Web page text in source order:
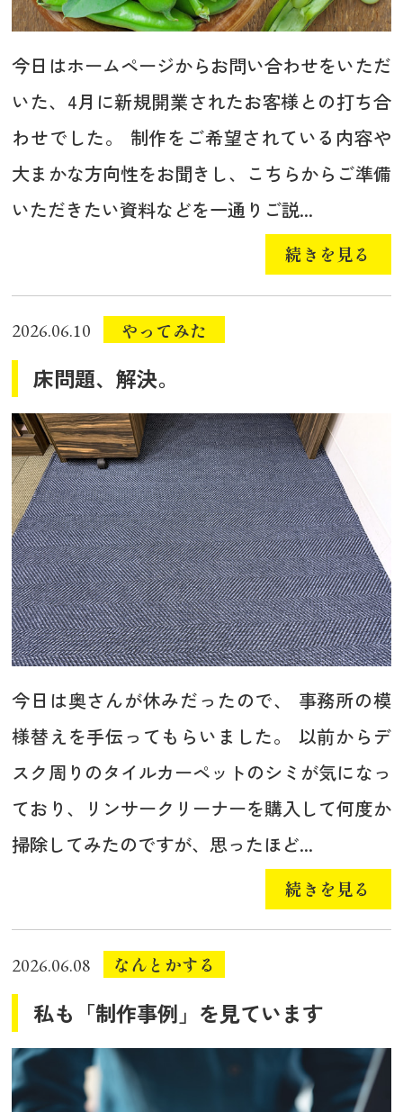
今日はホームページからお問い合わせをいただ
いた、4月に新規開業されたお客様との打ち合
わせでした。 制作をご希望されている内容や
大まかな方向性をお聞きし、こちらからご準備
いただきたい資料などを一通りご説...
続きを見る
2026.06.10 やってみた
床問題、解決。
今日は奥さんが休みだったので、 事務所の模
様替えを手伝ってもらいました。 以前からデ
スク周りのタイルカーペットのシミが気になっ
ており、リンサークリーナーを購入して何度か
掃除してみたのですが、思ったほど...
続きを見る
2026.06.08 なんとかする
私も「制作事例」を見ています